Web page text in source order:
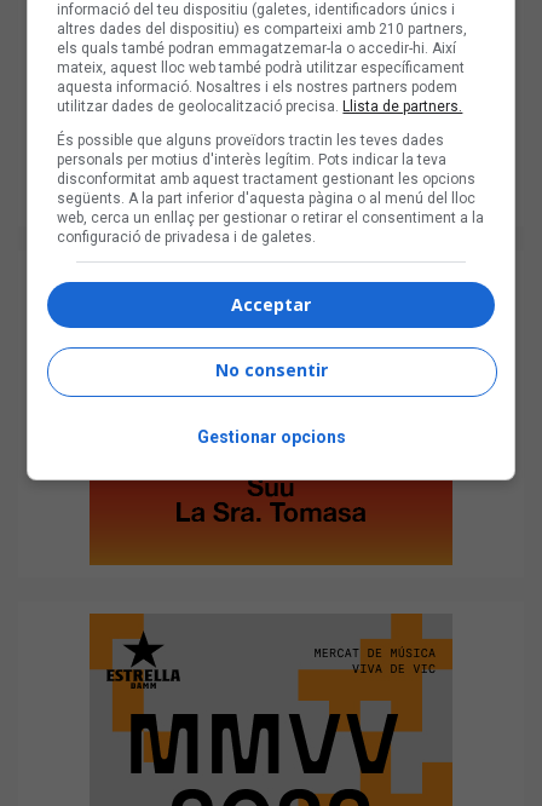
informació del teu dispositiu (galetes, identificadors únics i
altres dades del dispositiu) es comparteixi amb 210 partners,
els quals també podran emmagatzemar-la o accedir-hi. Així
mateix, aquest lloc web també podrà utilitzar específicament
aquesta informació. Nosaltres i els nostres partners podem
utilitzar dades de geolocalització precisa. Llista de partners.
És possible que alguns proveïdors tractin les teves dades
personals per motius d'interès legítim. Pots indicar la teva
disconformitat amb aquest tractament gestionant les opcions
següents. A la part inferior d'aquesta pàgina o al menú del lloc
web, cerca un enllaç per gestionar o retirar el consentiment a la
configuració de privadesa i de galetes.
Acceptar
No consentir
Gestionar opcions